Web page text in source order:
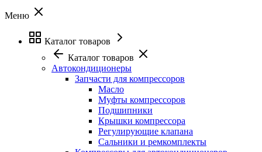
Меню
Каталог товаров
Каталог товаров
Автокондиционеры
Запчасти для компрессоров
Масло
Муфты компрессоров
Подшипники
Крышки компрессора
Регулирующие клапана
Сальники и ремкомплекты